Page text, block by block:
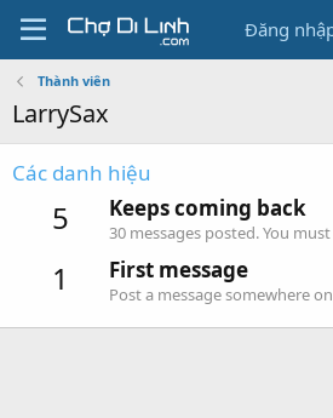
Đăng
Thành viên
LarrySax
Các danh hiệu
5 Keeps coming back
30 messages posted. You
1 First message
Post a message somewhere